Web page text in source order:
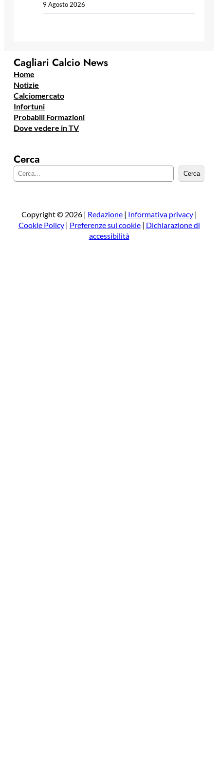
9 Agosto 2026
Cagliari Calcio News
Home
Notizie
Calciomercato
Infortuni
Probabili Formazioni
Dove vedere in TV
Cerca
e
a
Cerca
Copyright © 2026 | Redazione | Informativa privacy|
Cookie Policy| Preferenze sui cookie| Dichiarazione di
accessibilità